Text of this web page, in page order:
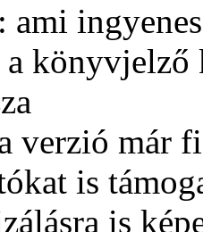
ami
könyvjelző
verzió már
is
is